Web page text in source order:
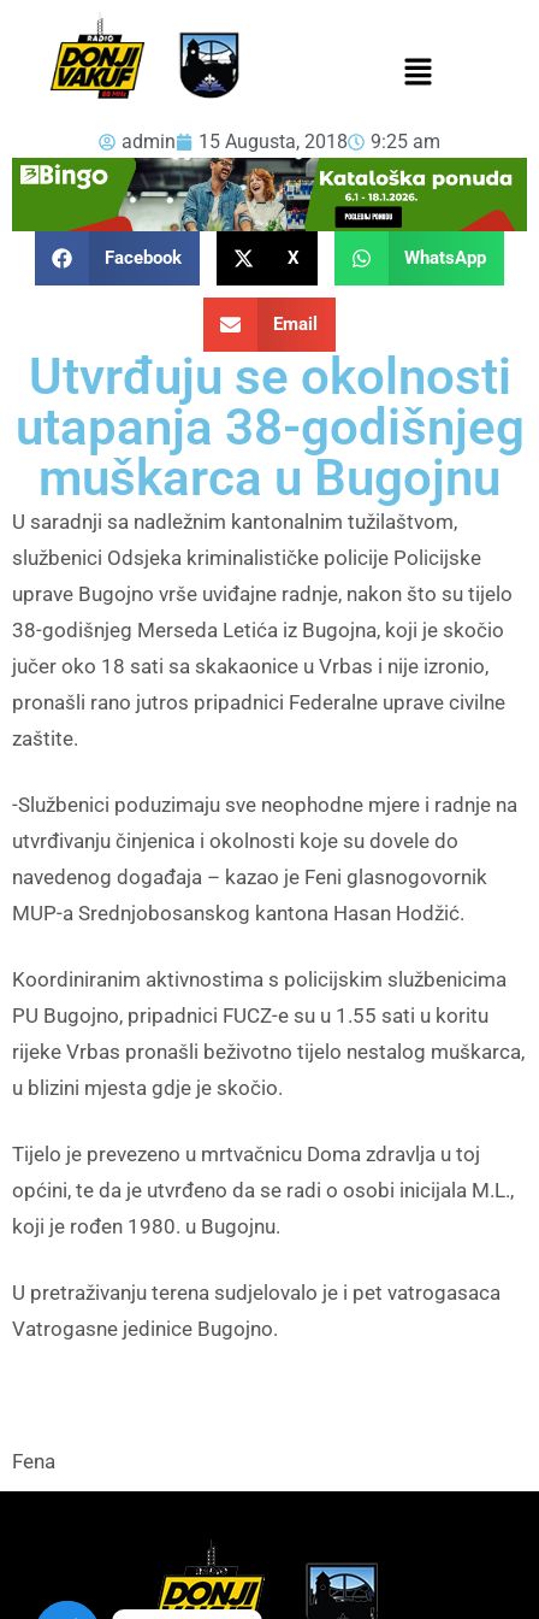
admin 15 Augusta, 2018 9:25 am
Facebook X WhatsApp
Email
Utvrđuju se okolnosti
utapanja 38-godišnjeg
muškarca u Bugojnu
U saradnji sa nadležnim kantonalnim tužilaštvom,
službenici Odsjeka kriminalističke policije Policijske
uprave Bugojno vrše uviđajne radnje, nakon što su tijelo
38-godišnjeg Merseda Letića iz Bugojna, koji je skočio
jučer oko 18 sati sa skakaonice u Vrbas i nije izronio,
pronašli rano jutros pripadnici Federalne uprave civilne
zaštite.
-Službenici poduzimaju sve neophodne mjere i radnje na
utvrđivanju činjenica i okolnosti koje su dovele do
navedenog događaja – kazao je Feni glasnogovornik
MUP-a Srednjobosanskog kantona Hasan Hodžić.
Koordiniranim aktivnostima s policijskim službenicima
PU Bugojno, pripadnici FUCZ-e su u 1.55 sati u koritu
rijeke Vrbas pronašli beživotno tijelo nestalog muškarca,
u blizini mjesta gdje je skočio.
Tijelo je prevezeno u mrtvačnicu Doma zdravlja u toj
općini, te da je utvrđeno da se radi o osobi inicijala M.L.,
koji je rođen 1980. u Bugojnu.
U pretraživanju terena sudjelovalo je i pet vatrogasaca
Vatrogasne jedinice Bugojno.
Fena